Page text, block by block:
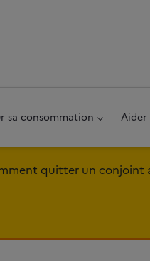
sa consommation Aider
quitter un conjoint